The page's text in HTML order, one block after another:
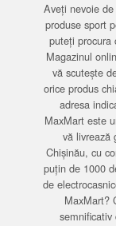
Aveți nevoie
produse sport
puteți procura
Magazinul
vă scutește
orice produs
adresa
MaxMart este
vă livrează
Chișinău, cu
puțin de 1000
de
MaxMart?